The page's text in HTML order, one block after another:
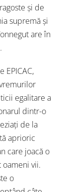
și de
supremă și
are în
EPICAC,
egalitare a
dintr-o
de la
aprioric
care joacă o
vii.
o